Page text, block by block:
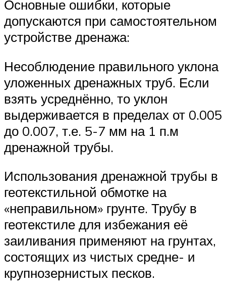
Основные ошибки, которые
допускаются при самостоятельном
устройстве дренажа:
Несоблюдение правильного уклона
уложенных дренажных труб. Если
взять усреднённо, то уклон
выдерживается в пределах от 0.005
до 0.007, т.е. 5-7 мм на 1 п.м
дренажной трубы.
Использования дренажной трубы в
геотекстильной обмотке на
«неправильном» грунте. Трубу в
геотекстиле для избежания её
заиливания применяют на грунтах,
состоящих из чистых средне- и
крупнозернистых песков.